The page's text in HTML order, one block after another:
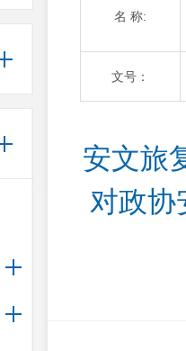
名 称:
文号：
安文旅
对政协